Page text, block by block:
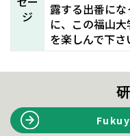
ジ
露する出番に
に、この福山
を楽しんで下さ